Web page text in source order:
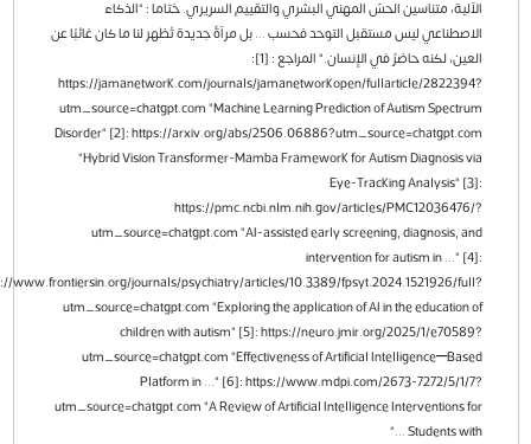
الآلية، متناسين الحسّ المهني البشري والتقييم السريري. ختاما : "الذكاء
الاصطناعي ليس مستقبل التوحد فحسب ... بل مرآةٌ جديدة تُظهر لنا ما كان غائبًا عن
العين، لكنه حاضرٌ في الإنسان." المراجع : [1]:
https://jamanetwork.com/journals/jamanetworkopen/fullarticle/2822394?
utm_source=chatgpt.com "Machine Learning Prediction of Autism Spectrum
Disorder" [2]: https://arxiv.org/abs/2506.06886?utm_source=chatgpt.com
"Hybrid Vision Transformer-Mamba Framework for Autism Diagnosis via
Eye-Tracking Analysis" [3]:
https://pmc.ncbi.nlm.nih.gov/articles/PMC12036476/?
utm_source=chatgpt.com "AI-assisted early screening, diagnosis, and
intervention for autism in ..." [4]:
https://www.frontiersin.org/journals/psychiatry/articles/10.3389/fpsyt.2024.1521926/full?
utm_source=chatgpt.com "Exploring the application of AI in the education of
children with autism" [5]: https://neuro.jmir.org/2025/1/e70589?
utm_source=chatgpt.com "Effectiveness of Artificial Intelligence–Based
Platform in ..." [6]: https://www.mdpi.com/2673-7272/5/1/7?
utm_source=chatgpt.com "A Review of Artificial Intelligence Interventions for
Students with ..."